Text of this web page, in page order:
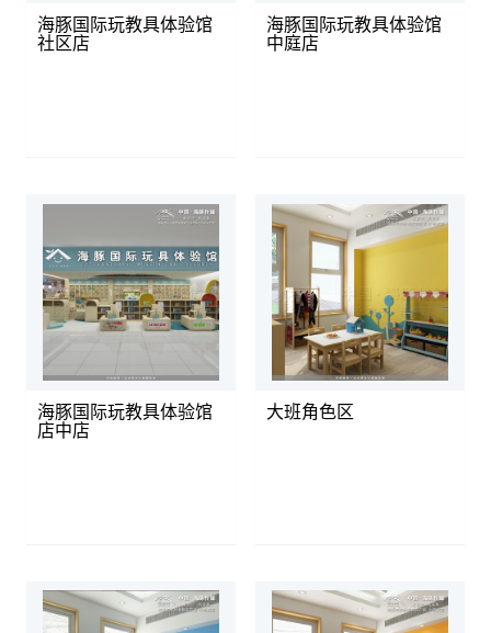
海豚国际玩教具体验馆
社区店
海豚国际玩教具体验馆
中庭店
海豚国际玩教具体验馆
店中店
大班角色区